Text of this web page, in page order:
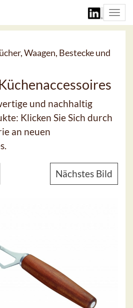
Waagen, Bestecke und
und nachhaltig
Klicken Sie Sich durch
an neuen
Nächstes Bild